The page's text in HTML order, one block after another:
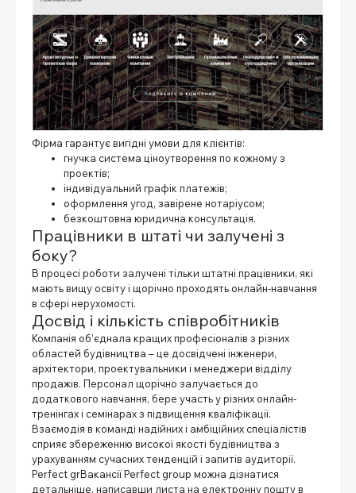
Фірма гарантує вигідні умови для клієнтів:
гнучка система ціноутворення по кожному з
проектів;
індивідуальний графік платежів;
оформлення угод, завірене нотаріусом;
безкоштовна юридична консультація.
Працівники в штаті чи залучені з
боку?
В процесі роботи залучені тільки штатні працівники, які
мають вищу освіту і щорічно проходять онлайн-навчання
в сфері нерухомості.
Досвід і кількість співробітників
Компанія об’єднала кращих професіоналів з різних
областей будівництва – це досвідчені інженери,
архітектори, проектувальники і менеджери відділу
продажів. Персонал щорічно залучається до
додаткового навчання, бере участь у різних онлайн-
тренінгах і семінарах з підвищення кваліфікації.
Взаємодія в команді надійних і амбіційних спеціалістів
сприяє збереженню високої якості будівництва з
урахуванням сучасних тенденцій і запитів аудиторії.
Perfect grВакансії Perfect group можна дізнатися
детальніше, написавши листа на електронну пошту в